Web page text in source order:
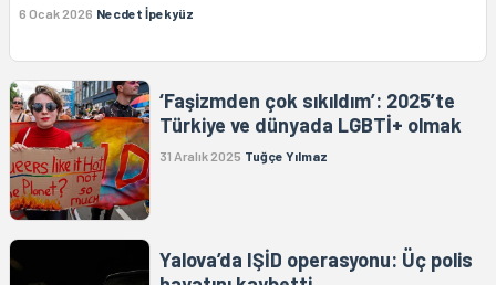
6 Ocak 2026 Necdet İpekyüz
‘Faşizmden çok sıkıldım’: 2025’te
Türkiye ve dünyada LGBTİ+ olmak
31 Aralık 2025 Tuğçe Yılmaz
Yalova’da IŞİD operasyonu: Üç polis